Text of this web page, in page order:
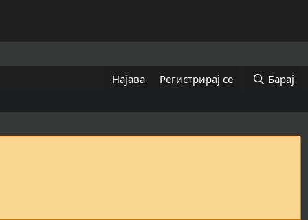
Најава Регистрирај се Барај